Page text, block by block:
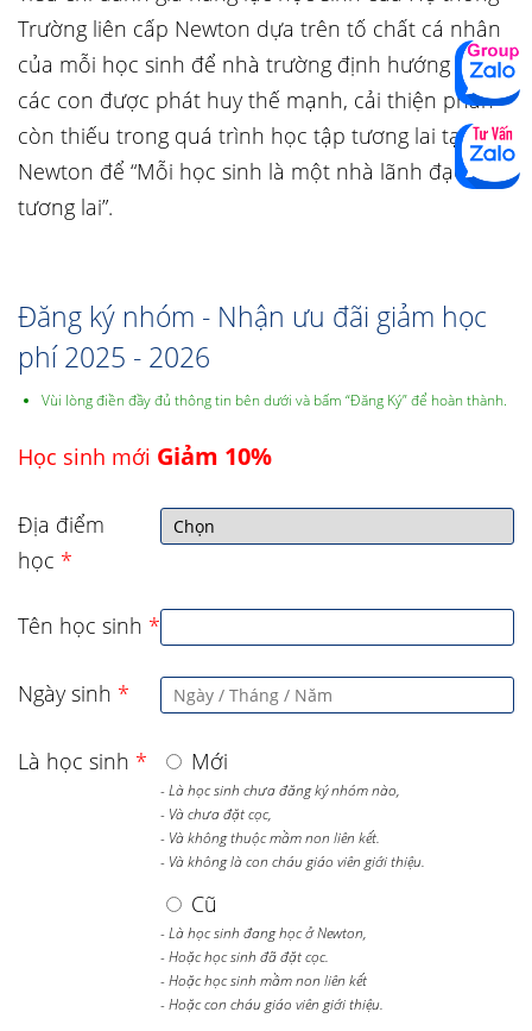
Trường liên cấp Newton dựa trên tố chất cá nhân
của mỗi học sinh để nhà trường định hướng cho
các con được phát huy thế mạnh, cải thiện phần
còn thiếu trong quá trình học tập tương lai tại
Newton để “Mỗi học sinh là một nhà lãnh đạo
tương lai”.
Đăng ký nhóm - Nhận ưu đãi giảm học
phí 2025 - 2026
Vùi lòng điền đầy đủ thông tin bên dưới và bấm “Đăng Ký” để hoàn thành.
Học sinh mới Giảm 10%
Địa điểm
học *
Tên học sinh *
Ngày sinh *
Là học sinh * Mới
- Là học sinh chưa đăng ký nhóm nào,
- Và chưa đặt cọc,
- Và không thuộc mầm non liên kết.
- Và không là con cháu giáo viên giới thiệu.
Cũ
- Là học sinh đang học ở Newton,
- Hoặc học sinh đã đặt cọc.
- Hoặc học sinh mầm non liên kết
- Hoặc con cháu giáo viên giới thiệu.